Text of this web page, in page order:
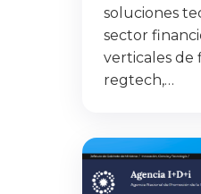
soluciones
sector
verticales de
regtech,…